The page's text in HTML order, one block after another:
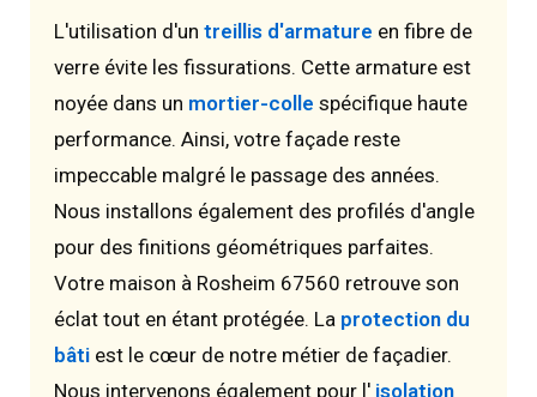
L'utilisation d'un treillis d'armature en fibre de
verre évite les fissurations. Cette armature est
noyée dans un mortier-colle spécifique haute
performance. Ainsi, votre façade reste
impeccable malgré le passage des années.
Nous installons également des profilés d'angle
pour des finitions géométriques parfaites.
Votre maison à Rosheim 67560 retrouve son
éclat tout en étant protégée. La protection du
bâti est le cœur de notre métier de façadier.
Nous intervenons également pour l' isolation